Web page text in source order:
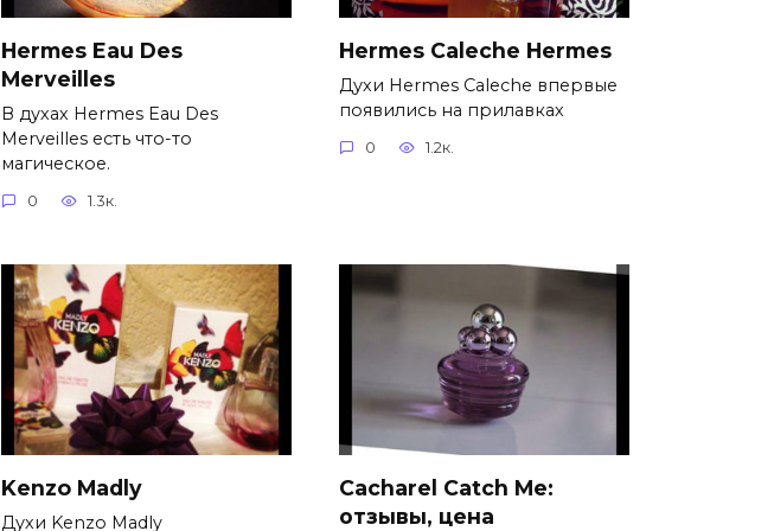
Hermes Eau Des
Merveilles
В духах Hermes Eau Des
Merveilles есть что-то
магическое.
0 1.3к.
Hermes Caleche Hermes
Духи Hermes Caleche впервые
появились на прилавках
0 1.2к.
Kenzo Madly
Духи Kenzo Madly
Cacharel Catch Me:
отзывы, цена